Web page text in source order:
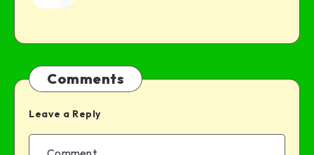
Comments
Leave a Reply